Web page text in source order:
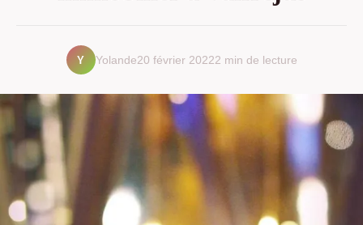
Y Yolande20 février 20222 min de lecture